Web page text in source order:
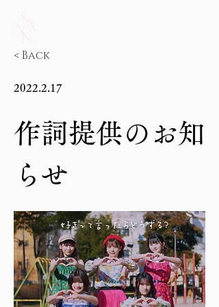
< Back
2022.2.17
作詞提供のお知
らせ